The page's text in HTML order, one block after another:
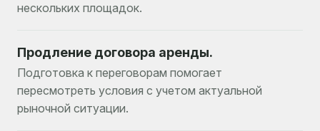
нескольких площадок.
Продление договора аренды.
Подготовка к переговорам помогает
пересмотреть условия с учетом актуальной
рыночной ситуации.